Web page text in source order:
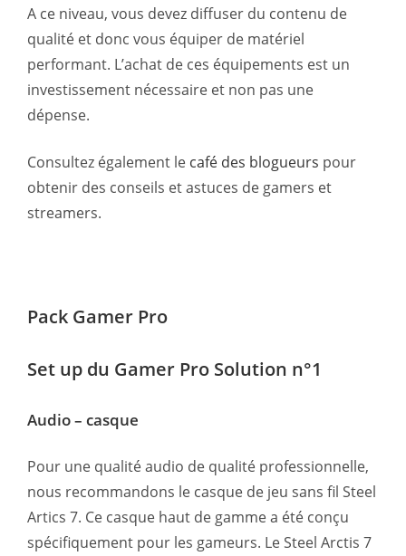
A ce niveau, vous devez diffuser du contenu de
qualité et donc vous équiper de matériel
performant. L’achat de ces équipements est un
investissement nécessaire et non pas une
dépense.
Consultez également le café des blogueurs pour
obtenir des conseils et astuces de gamers et
streamers.
Pack Gamer Pro
Set up du Gamer Pro Solution n°1
Audio – casque
Pour une qualité audio de qualité professionnelle,
nous recommandons le casque de jeu sans fil Steel
Artics 7. Ce casque haut de gamme a été conçu
spécifiquement pour les gameurs. Le Steel Arctis 7